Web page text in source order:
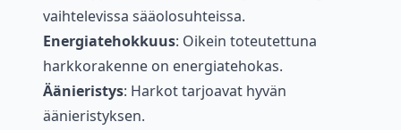
vaihtelevissa sääolosuhteissa.
Energiatehokkuus: Oikein toteutettuna
harkkorakenne on energiatehokas.
Äänieristys: Harkot tarjoavat hyvän
äänieristyksen.